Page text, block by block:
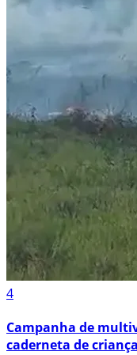
4
Campanha de
caderneta de